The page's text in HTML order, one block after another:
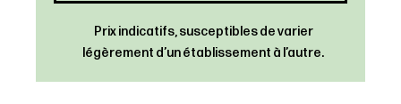
Prix indicatifs, susceptibles de varier
légèrement d’un établissement à l’autre.